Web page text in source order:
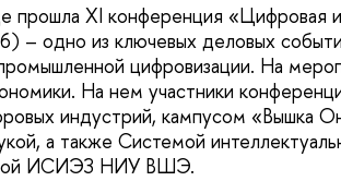
XI конференция «Цифровая
одно из ключевых деловых
цифровизации. На
На нем участники
индустрий, кампусом «Вышка
а также Системой
ИСИЭЗ НИУ ВШЭ.